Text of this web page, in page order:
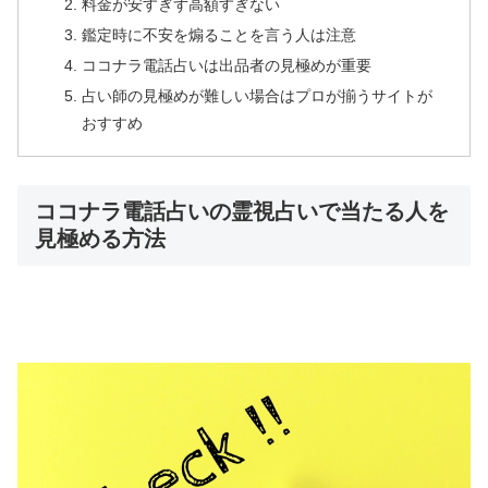
料金が安すぎず高額すぎない
鑑定時に不安を煽ることを言う人は注意
ココナラ電話占いは出品者の見極めが重要
占い師の見極めが難しい場合はプロが揃うサイトが
おすすめ
ココナラ電話占いの霊視占いで当たる人を
見極める方法